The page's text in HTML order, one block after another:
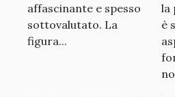
affascinante e spesso
sottovalutato. La
figura...
la
è